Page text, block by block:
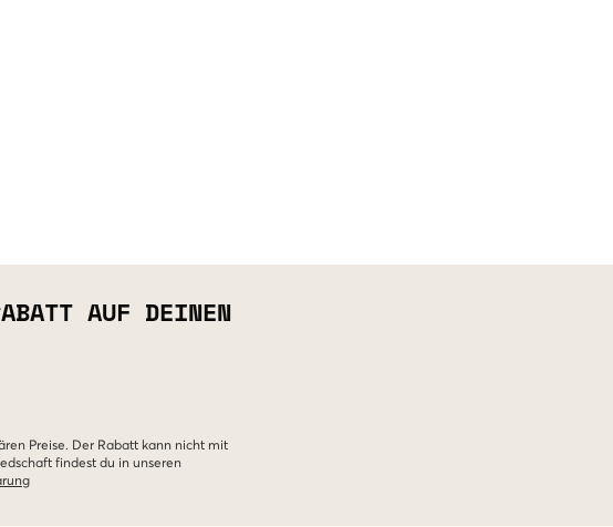
AUF DEINEN
Preise. Der Rabatt kann nicht mit
findest du in unseren